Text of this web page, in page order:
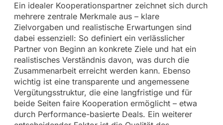
Ein idealer Kooperationspartner zeichnet sich durch
mehrere zentrale Merkmale aus – klare
Zielvorgaben und realistische Erwartungen sind
dabei essenziell: So definiert ein verlässlicher
Partner von Beginn an konkrete Ziele und hat ein
realistisches Verständnis davon, was durch die
Zusammenarbeit erreicht werden kann. Ebenso
wichtig ist eine transparente und angemessene
Vergütungsstruktur, die eine langfristige und für
beide Seiten faire Kooperation ermöglicht – etwa
durch Performance-basierte Deals. Ein weiterer